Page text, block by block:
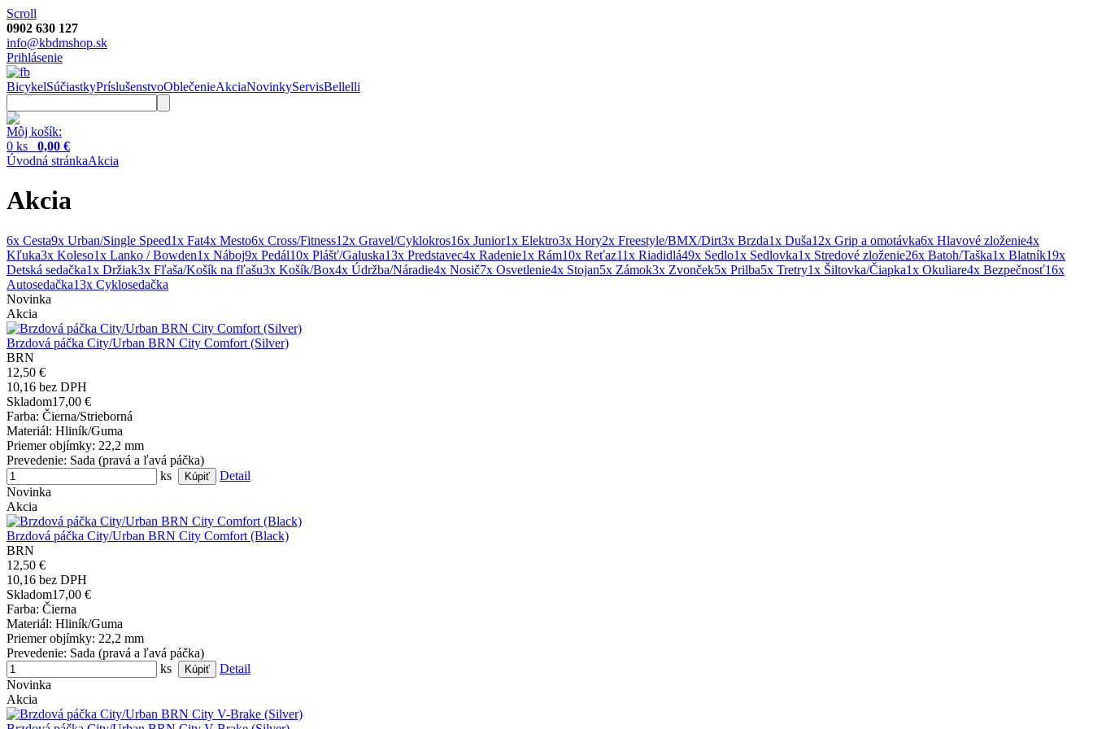
Scroll
0902 630 127
info@kbdmshop.sk
Prihlásenie
BicykelSúčiastkyPríslušenstvoOblečenieAkciaNovinkyServisBellelli
Môj košík:
0 ks 0,00 €
Úvodná stránkaAkcia
Akcia
6x Cesta9x Urban/Single Speed1x Fat4x Mesto6x Cross/Fitness12x Gravel/Cyklokros16x Junior1x Elektro3x Hory2x Freestyle/BMX/Dirt3x Brzda1x Duša12x Grip a omotávka6x Hlavové zloženie4x
Kľuka3x Koleso1x Lanko / Bowden1x Náboj9x Pedál10x Plášť/Galuska13x Predstavec4x Radenie1x Rám10x Reťaz11x Riadidlá49x Sedlo1x Sedlovka1x Stredové zloženie26x Batoh/Taška1x Blatník19x
Detská sedačka1x Držiak3x Fľaša/Košík na fľašu3x Košík/Box4x Údržba/Náradie4x Nosič7x Osvetlenie4x Stojan5x Zámok3x Zvonček5x Prilba5x Tretry1x Šiltovka/Čiapka1x Okuliare4x Bezpečnosť16x
Autosedačka13x Cyklosedačka
Novinka
Akcia
Brzdová páčka City/Urban BRN City Comfort (Silver)
BRN
12,50 €
10,16 bez DPH
Skladom17,00 €
Farba: Čierna/Strieborná
Materiál: Hliník/Guma
Priemer objímky: 22,2 mm
Prevedenie: Sada (pravá a ľavá páčka)
ks
Detail
Novinka
Akcia
Brzdová páčka City/Urban BRN City Comfort (Black)
BRN
12,50 €
10,16 bez DPH
Skladom17,00 €
Farba: Čierna
Materiál: Hliník/Guma
Priemer objímky: 22,2 mm
Prevedenie: Sada (pravá a ľavá páčka)
ks
Detail
Novinka
Akcia